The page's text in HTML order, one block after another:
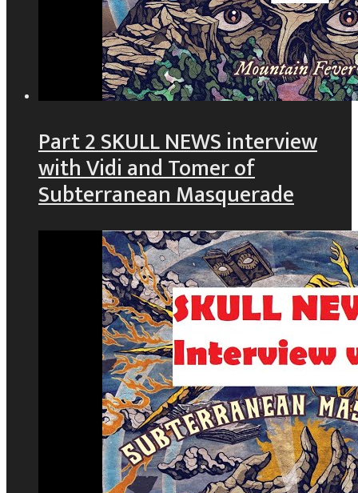
Part 2 SKULL NEWS interview
with Vidi and Tomer of
Subterranean Masquerade